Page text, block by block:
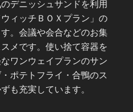
デニッシュサンドを利用
ィッチＢＯＸプラン」の
。会議や会合などのお集
メです。使い捨て容器を
ワンウェイプランのサン
ポテトフライ・合鴨のス
も充実しています。